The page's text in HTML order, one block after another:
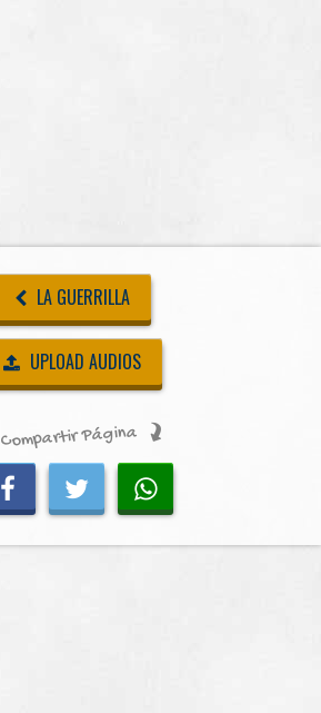
LA GUERRILLA
UPLOAD AUDIOS
Compartir Página